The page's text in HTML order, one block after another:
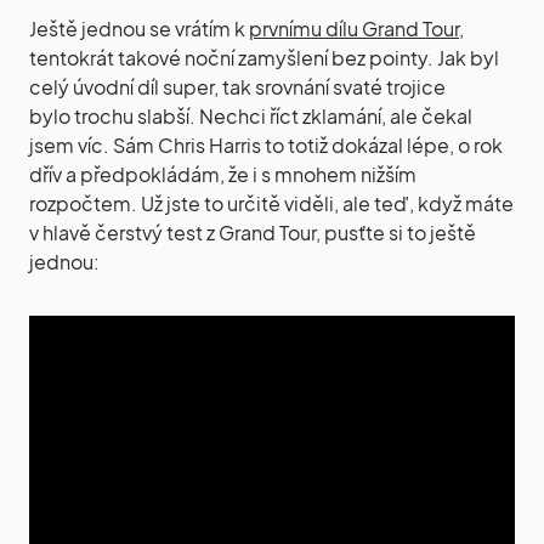
Ještě jednou se vrátím k prvnímu dílu Grand Tour,
tentokrát takové noční zamyšlení bez pointy. Jak byl
celý úvodní díl super, tak srovnání svaté trojice
bylo trochu slabší. Nechci říct zklamání, ale čekal
jsem víc. Sám Chris Harris to totiž dokázal lépe, o rok
dřív a předpokládám, že i s mnohem nižším
rozpočtem. Už jste to určitě viděli, ale teď, když máte
v hlavě čerstvý test z Grand Tour, pusťte si to ještě
jednou: